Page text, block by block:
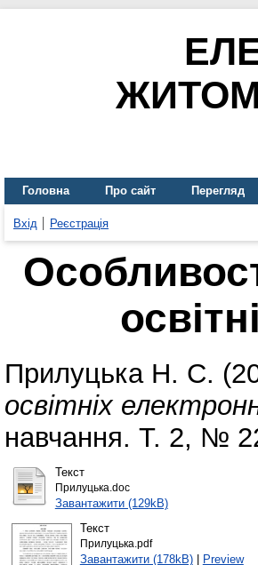
Головна Про сайт Перегляд
Вхід Реєстрація
Прилуцька Н. С.
освітніх
навчання. Т. 2, №
Текст
Прилуцька.doc
Завантажити (129kB)
Текст
Прилуцька.pdf
Завантажити (178kB)| Preview